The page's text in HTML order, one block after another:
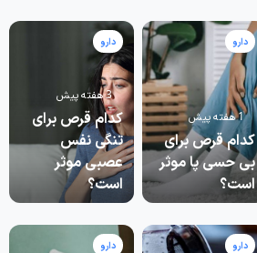
دارو
کدام قرص برای
بی حسی پا موثر
است؟
1 هفته پیش
دارو
کدام قرص برای
تنگی نفس
عصبی موثر
است؟
3 هفته پیش
دارو دارو